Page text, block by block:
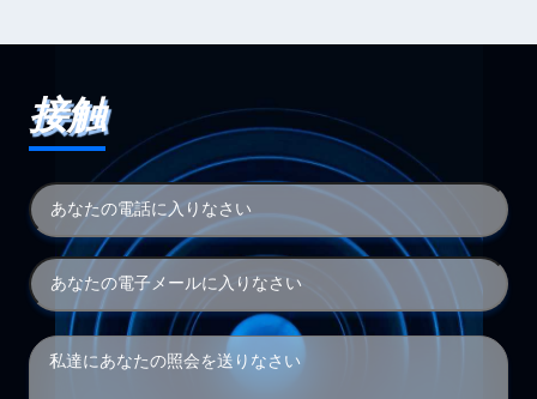
接触